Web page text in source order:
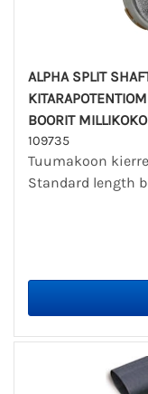
ALPHA SPLIT
BOORIT MILLIKOKO
109735
Tuumakoon
Standard length